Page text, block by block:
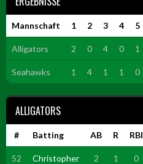
Mannschaft 1 2 3 4 5
Alligators 2 0 4 0 1
Seahawks 1 4 1 1 0
ALLIGATORS
# Batting AB R RBI
52
Christopher
2 1 0